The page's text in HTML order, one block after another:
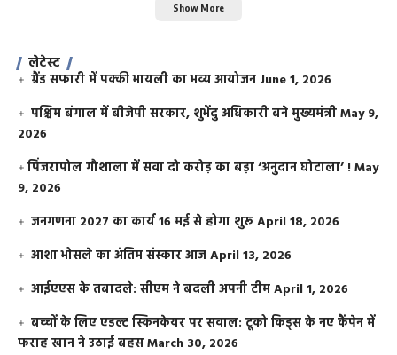
Show More
लेटेस्ट
ग्रैंड सफारी में पक्की भायली का भव्य आयोजन June 1, 2026
पश्चिम बंगाल में बीजेपी सरकार, शुभेंदु अधिकारी बने मुख्यमंत्रीMay 9,
2026
​पिंजरापोल गौशाला में सवा दो करोड़ का बड़ा ‘अनुदान घोटाला’ !May
9, 2026
जनगणना 2027 का कार्य 16 मई से होगा शुरूApril 18, 2026
आशा भोसले का अंतिम संस्कार आजApril 13, 2026
आईएएस के तबादले: सीएम ने बदली अपनी टीमApril 1, 2026
बच्चों के लिए एडल्ट स्किनकेयर पर सवाल: टूको किड्स के नए कैंपेन में
फराह खान ने उठाई बहसMarch 30, 2026